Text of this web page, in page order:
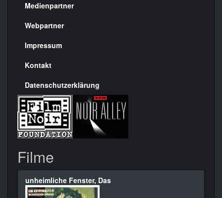
Menülinks
rechte
Seite
Medienpartner
Webpartner
Impressum
Kontakt
Datenschutzerklärung
Filme
unheimliche Fenster, Das